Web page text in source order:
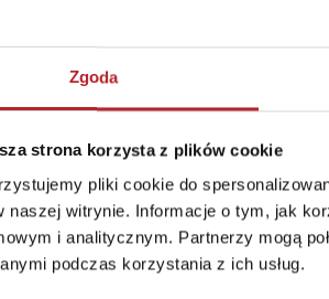
Zgoda
strona korzysta z plików cookie
pliki cookie do
naszej witrynie. Informacje o tym, jak
i analitycznym. Partnerzy mogą
podczas korzystania z ich usług.
Puzzle
14
Format
Kraj
Zwrot